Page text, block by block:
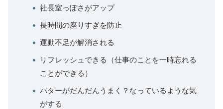
社長室っぽさがアップ
長時間の座りすぎを防止
運動不足が解消される
リフレッシュできる（仕事のことを一時忘れる
ことができる）
パターがだんだんうまく？なっているような気
がする